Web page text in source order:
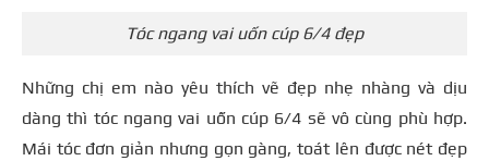
Tóc ngang vai uốn cúp 6/4 đẹp
Những chị em nào yêu thích vẽ đẹp nhẹ nhàng và dịu
dàng thì tóc ngang vai uốn cúp 6/4 sẽ vô cùng phù hợp.
Mái tóc đơn giản nhưng gọn gàng, toát lên được nét đẹp